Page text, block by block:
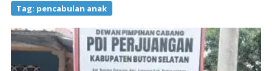
Tag: pencabulan anak